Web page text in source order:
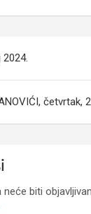
2024.
četvrtak,
biti